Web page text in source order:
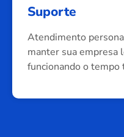
Suporte
Atendimento
manter sua empresa
funcionando o tempo